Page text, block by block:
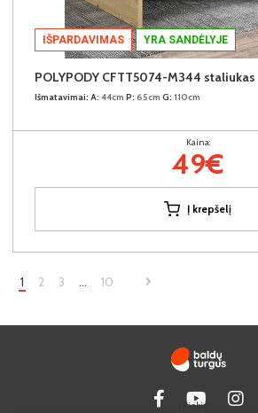
Kiekis:
IŠPARDAVIMAS YRA SANDĖLYJE
POLYPODY CFTT5074-M344 staliukas
Išmatavimai: A: 44cm P: 65cm G: 110cm
Kaina:
49€
Į krepšelį
1 2 3 … 10